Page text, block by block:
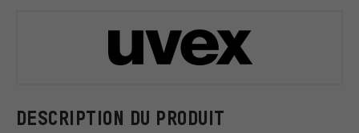
DESCRIPTION DU PRODUIT
uvex